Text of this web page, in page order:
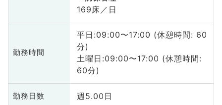
169床／日
勤務時間
平日:09:00〜17:00 (休憩時間: 60
分)
土曜日:09:00〜17:00 (休憩時間:
60分)
勤務日数 週5.00日